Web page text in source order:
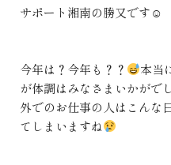
サポート湘南の勝又です☺
今年は？今年も？？
本当
が体調はみなさまいかがで
外でのお仕事の人はこんな
てしまいますね